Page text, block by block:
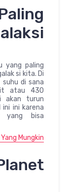
yang paling
si kita. Di
suhu di sana
atau 430
akan turun
ini karena
yang bisa
Mungkin